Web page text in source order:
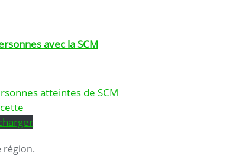
avec la SCM
atteintes de SCM
région.